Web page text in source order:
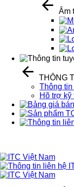
Âm
THÔNG
Thông
Hõ trợ kỹ